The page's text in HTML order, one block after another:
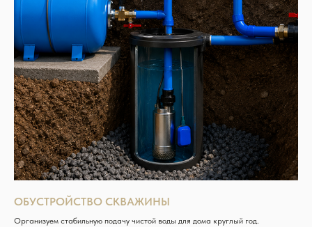
ОБУСТРОЙСТВО СКВАЖИНЫ
Организуем стабильную подачу чистой воды для дома круглый год.